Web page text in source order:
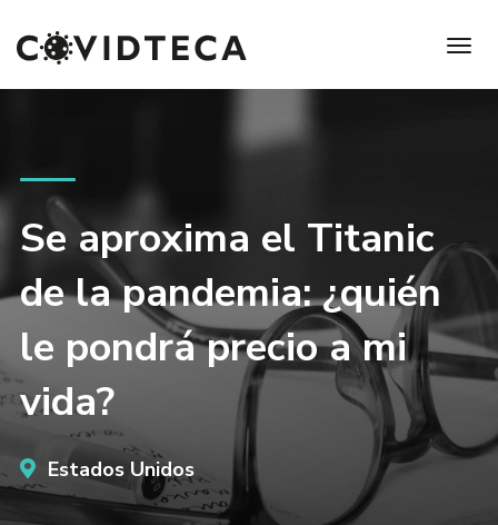
Se aproxima el Titanic
de la pandemia: ¿quién
le pondrá precio a mi
vida?
Estados Unidos